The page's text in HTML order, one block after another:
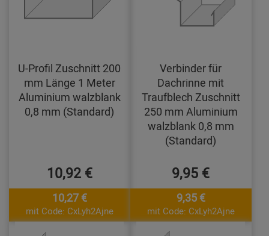
U-Profil Zuschnitt 200
mm Länge 1 Meter
Aluminium walzblank
0,8 mm (Standard)
10,92 €
10,27 €
mit Code: CxLyh2Ajne
Verbinder für
Dachrinne mit
Traufblech Zuschnitt
250 mm Aluminium
walzblank 0,8 mm
(Standard)
9,95 €
9,35 €
mit Code: CxLyh2Ajne